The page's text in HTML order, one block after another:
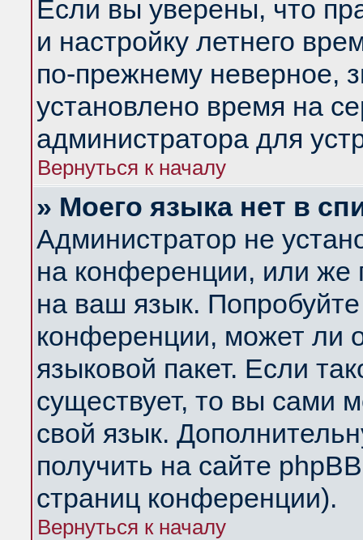
Если вы уверены, что
и настройку летнего
по-прежнему неверное,
установлено время на
администратора для
Вернуться к началу
» Моего языка нет в
Администратор не
на конференции, или же
на ваш язык.
конференции, может ли
языковой пакет. Если
существует, то вы сами
свой язык.
получить на сайте
страниц конференции).
Вернуться к началу